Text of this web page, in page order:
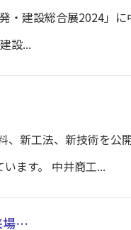
・建設総合展2024」
設...
、新工法、新技術を公
ます。 中井商工...
場…